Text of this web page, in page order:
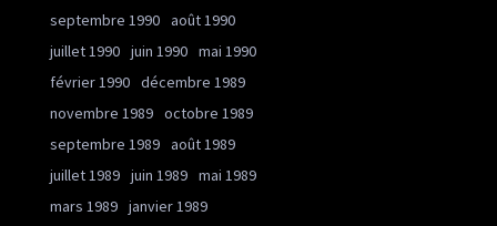
septembre 1990 août 1990
juillet 1990 juin 1990 mai 1990
février 1990 décembre 1989
novembre 1989 octobre 1989
septembre 1989 août 1989
juillet 1989 juin 1989 mai 1989
mars 1989 janvier 1989